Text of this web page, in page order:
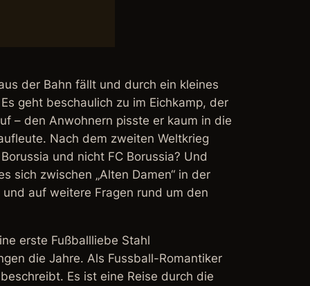
der Bahn fällt und durch ein kleines
geht beschaulich zu im Eichkamp, der
– den Anwohnern pisste er kaum in die
Nach dem zweiten Weltkrieg
und nicht FC Borussia? Und
sich zwischen „Alten Damen“ in der
auf weitere Fragen rund um den
erste Fußballliebe Stahl
die Jahre. Als Fussball-Romantiker
Es ist eine Reise durch die